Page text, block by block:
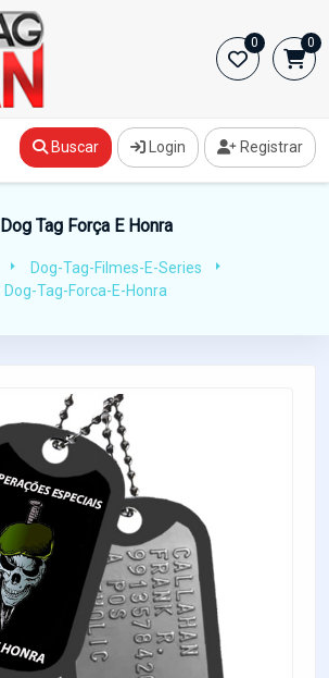
0 0
Buscar Login Registrar
Dog Tag Força E Honra
Dog-Tag-Filmes-E-Series
Dog-Tag-Forca-E-Honra